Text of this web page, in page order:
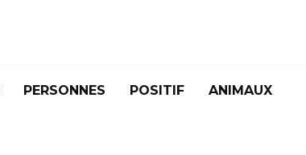
PERSONNES POSITIF ANIMAUX